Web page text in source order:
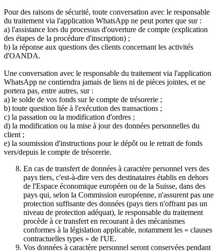
Pour des raisons de sécurité, toute conversation avec le responsable
du traitement via l'application WhatsApp ne peut porter que sur :
a) l'assistance lors du processus d'ouverture de compte (explication
des étapes de la procédure d'inscription) ;
b) la réponse aux questions des clients concernant les activités
d'OANDA.
Une conversation avec le responsable du traitement via l'application
WhatsApp ne contiendra jamais de liens ni de pièces jointes, et ne
portera pas, entre autres, sur :
a) le solde de vos fonds sur le compte de trésorerie ;
b) toute question liée à l'exécution des transactions ;
c) la passation ou la modification d'ordres ;
d) la modification ou la mise à jour des données personnelles du
client ;
e) la soumission d'instructions pour le dépôt ou le retrait de fonds
vers/depuis le compte de trésorerie.
En cas de transfert de données à caractère personnel vers des
pays tiers, c'est-à-dire vers des destinataires établis en dehors
de l'Espace économique européen ou de la Suisse, dans des
pays qui, selon la Commission européenne, n'assurent pas une
protection suffisante des données (pays tiers n'offrant pas un
niveau de protection adéquat), le responsable du traitement
procède à ce transfert en recourant à des mécanismes
conformes à la législation applicable, notamment les « clauses
contractuelles types » de l'UE.
Vos données à caractère personnel seront conservées pendant